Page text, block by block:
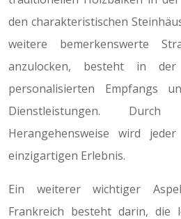
den charakteristischen
weitere bemerkenswerte
anzulocken, besteht in der
personalisierten Empfangs
Dienstleistungen.
Herangehensweise wird
einzigartigen Erlebnis.
Ein weiterer wichtiger
Frankreich besteht darin, die